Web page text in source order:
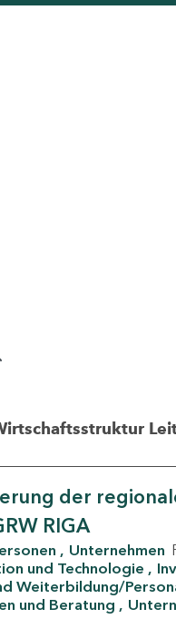
der
RIGA
Unternehmen
und Technologie
Weiterbildung/
und Beratung